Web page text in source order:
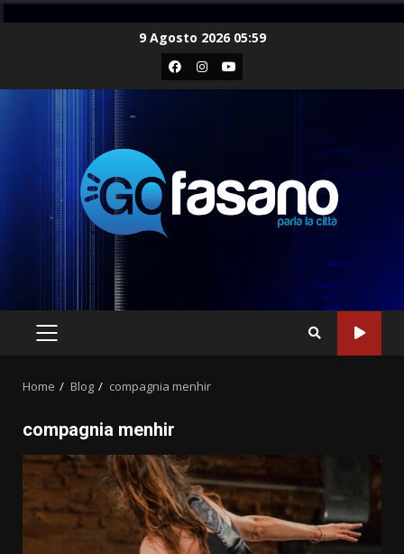
9 Agosto 2026 05:59
Facebook
Instagram
Youtube
PRIMARY
Home Blog compagnia menhir
compagnia menhir